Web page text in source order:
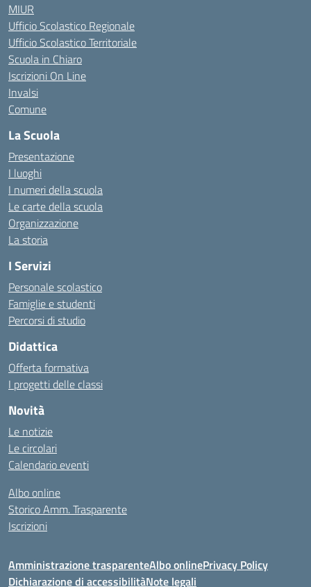
MIUR
Ufficio Scolastico Regionale
Ufficio Scolastico Territoriale
Scuola in Chiaro
Iscrizioni On Line
Invalsi
Comune
La Scuola
Presentazione
I luoghi
I numeri della scuola
Le carte della scuola
Organizzazione
La storia
I Servizi
Personale scolastico
Famiglie e studenti
Percorsi di studio
Didattica
Offerta formativa
I progetti delle classi
Novità
Le notizie
Le circolari
Calendario eventi
Albo online
Storico Amm. Trasparente
Iscrizioni
Amministrazione trasparenteAlbo onlinePrivacy Policy
Dichiarazione di accessibilitàNote legali